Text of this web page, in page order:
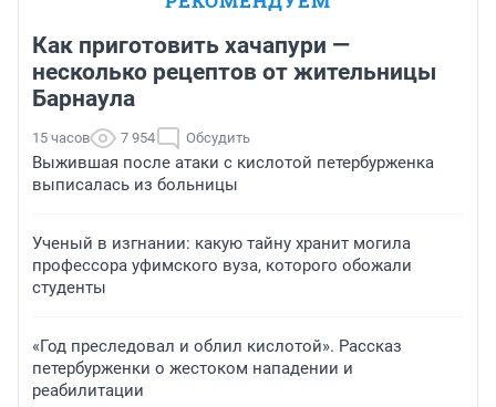
Как приготовить хачапури —
несколько рецептов от жительницы
Барнаула
15 часов 7 954 Обсудить
Выжившая после атаки с кислотой петербурженка
выписалась из больницы
Ученый в изгнании: какую тайну хранит могила
профессора уфимского вуза, которого обожали
студенты
«Год преследовал и облил кислотой». Рассказ
петербурженки о жестоком нападении и
реабилитации